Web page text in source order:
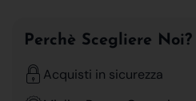
Perchè Scegliere Noi?
Acquisti in sicurezza